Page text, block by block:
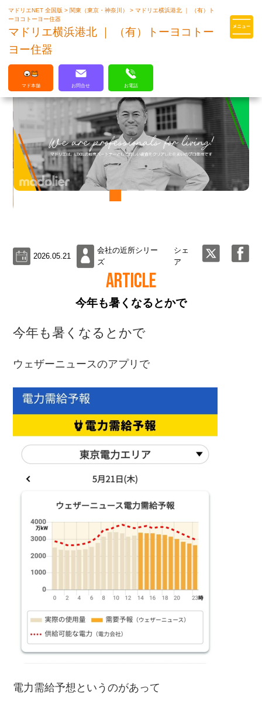
マドリエはLIXILの厳しい基準を
マドリエNET 全国版> 関東（東京・神奈川）>マドリエ横浜港北 ｜ （有）ト
ーヨコトーヨー住器
マドリエ横浜港北 ｜ （有）トーヨコトー
ヨー住器
マド本舗 お問合せ お電話
2026.05.21
会社の近所シリー
ズ
シェ
ア
ARTICLE
今年も暑くなるとかで